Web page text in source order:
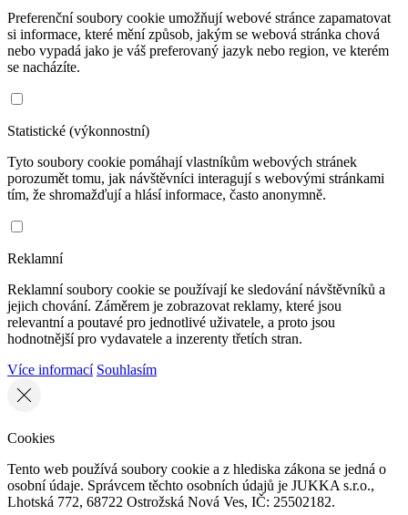
Preferenční soubory cookie umožňují webové stránce zapamatovat
si informace, které mění způsob, jakým se webová stránka chová
nebo vypadá jako je váš preferovaný jazyk nebo region, ve kterém
se nacházíte.
Statistické (výkonnostní)
Tyto soubory cookie pomáhají vlastníkům webových stránek
porozumět tomu, jak návštěvníci interagují s webovými stránkami
tím, že shromažďují a hlásí informace, často anonymně.
Reklamní
Reklamní soubory cookie se používají ke sledování návštěvníků a
jejich chování. Záměrem je zobrazovat reklamy, které jsou
relevantní a poutavé pro jednotlivé uživatele, a proto jsou
hodnotnější pro vydavatele a inzerenty třetích stran.
Více informací Souhlasím
Cookies
Tento web používá soubory cookie a z hlediska zákona se jedná o
osobní údaje. Správcem těchto osobních údajů je JUKKA s.r.o.,
Lhotská 772, 68722 Ostrožská Nová Ves, IČ: 25502182.